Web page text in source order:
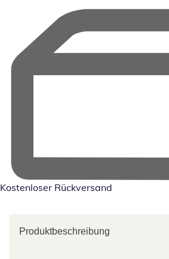
Kostenloser Rückversand
Produktbeschreibung